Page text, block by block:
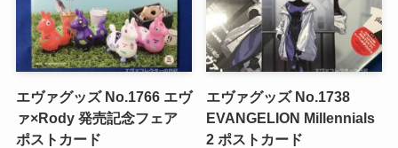
エヴァグッズ No.1766 エヴ
ァ×Rody 発売記念フェア
ポストカード
エヴァグッズ No.1738
EVANGELION Millennials
2 ポストカード